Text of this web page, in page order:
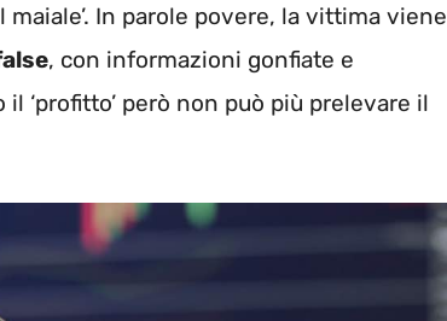
In parole povere, la vittima viene
, con informazioni gonfiate e
‘profitto’ però non può più prelevare il